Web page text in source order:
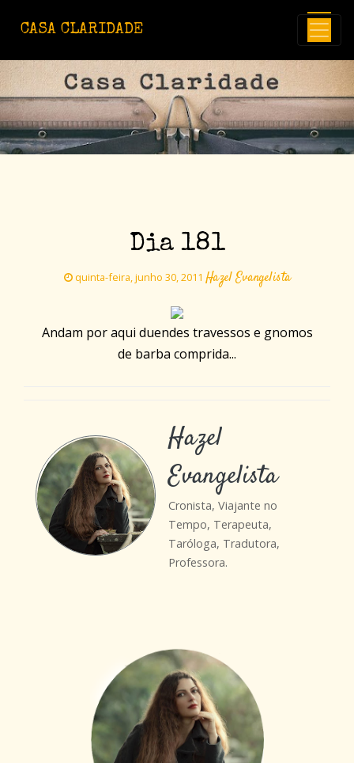
CASA CLARIDADE
Dia 181
quinta-feira, junho 30, 2011 Hazel Evangelista
Andam por aqui duendes travessos e gnomos
de barba comprida...
Hazel
Evangelista
Cronista, Viajante no
Tempo, Terapeuta,
Taróloga, Tradutora,
Professora.